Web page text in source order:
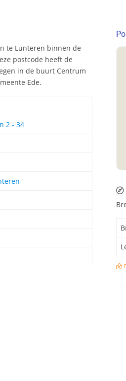
te Lunteren binnen de
postcode heeft de
in de buurt Centrum
Ede.
2 - 34